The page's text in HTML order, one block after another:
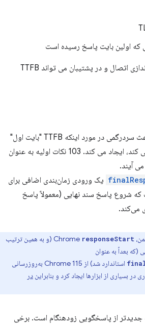
اولین بایت پاسخ رسیده است
کاهش تأخیر در زمان راه اندازی اتصال و در پشتیبان می تواند TTFB
باعث سردرگمی در مورد اینکه TTFB "بایت اول"
چه چیزی را اندازه گیری می کند، ایجاد می کند. 103 نکات اولیه به عنوان
یک ورودی زمان‌بندی اضافی برای
پاسخ سند نهایی (معمولاً پاسخ
(و به همین ترتیب
استاندارد شد) از Chrome 115 به‌روزرسانی
از ابزارها ایجاد کرد و بنابرایندر
از پاسخگویی زودهنگام است. برخی